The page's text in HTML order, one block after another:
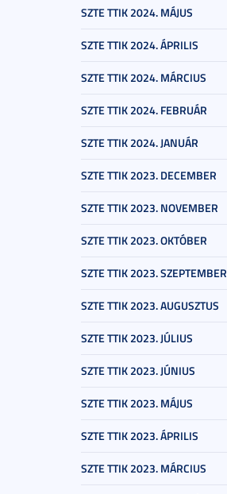
SZTE TTIK 2024. MÁJUS
SZTE TTIK 2024. ÁPRILIS
SZTE TTIK 2024. MÁRCIUS
SZTE TTIK 2024. FEBRUÁR
SZTE TTIK 2024. JANUÁR
SZTE TTIK 2023. DECEMBER
SZTE TTIK 2023. NOVEMBER
SZTE TTIK 2023. OKTÓBER
SZTE TTIK 2023. SZEPTEMBER
SZTE TTIK 2023. AUGUSZTUS
SZTE TTIK 2023. JÚLIUS
SZTE TTIK 2023. JÚNIUS
SZTE TTIK 2023. MÁJUS
SZTE TTIK 2023. ÁPRILIS
SZTE TTIK 2023. MÁRCIUS